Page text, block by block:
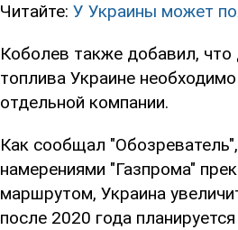
Читайте: У Украины может
Коболев также добавил, что
топлива Украине
отдельной компании.
Как сообщал
намерениями "Газпрома"
маршрутом, Украина
после 2020 года